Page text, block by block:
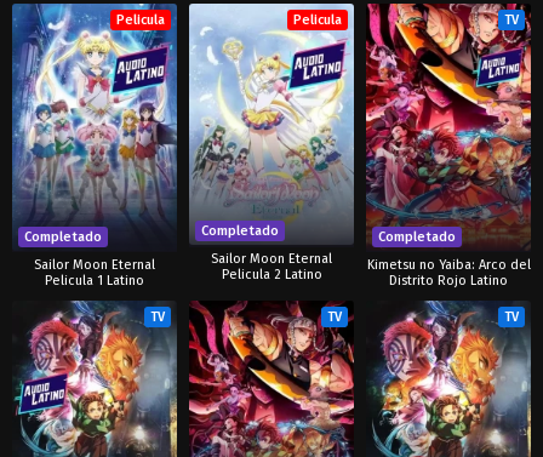
Completado
Pelicula
Sailor Moon Eternal
Pelicula 1 Latino
Completado
Pelicula
Sailor Moon Eternal
Pelicula 2 Latino
Completado
TV
Kimetsu no Yaiba: Arco del
Distrito Rojo Latino
TV TV TV